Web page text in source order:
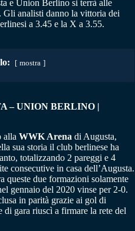
e Union Berlino si terrà alle
analisti danno la vittoria dei
a 3.45 e la X a 3.55.
mostra
– UNION BERLINO |
alla WWK Arena di Augusta,
sua storia il club berlinese ha
totalizzando 2 pareggi e 4
consecutive in casa dell’Augusta.
queste due formazioni solamente
gennaio del 2020 vinse per 2-0.
in parità grazie ai gol di
gara riuscì a firmare la rete del